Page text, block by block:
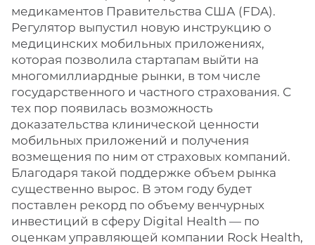
медикаментов Правительства США (FDA).
Регулятор выпустил новую инструкцию о
медицинских мобильных приложениях,
которая позволила стартапам выйти на
многомиллиардные рынки, в том числе
государственного и частного страхования. С
тех пор появилась возможность
доказательства клинической ценности
мобильных приложений и получения
возмещения по ним от страховых компаний.
Благодаря такой поддержке объем рынка
существенно вырос. В этом году будет
поставлен рекорд по объему венчурных
инвестиций в сферу Digital Health — по
оценкам управляющей компании Rock Health,